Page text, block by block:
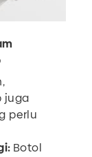
juga
perlu
Botol